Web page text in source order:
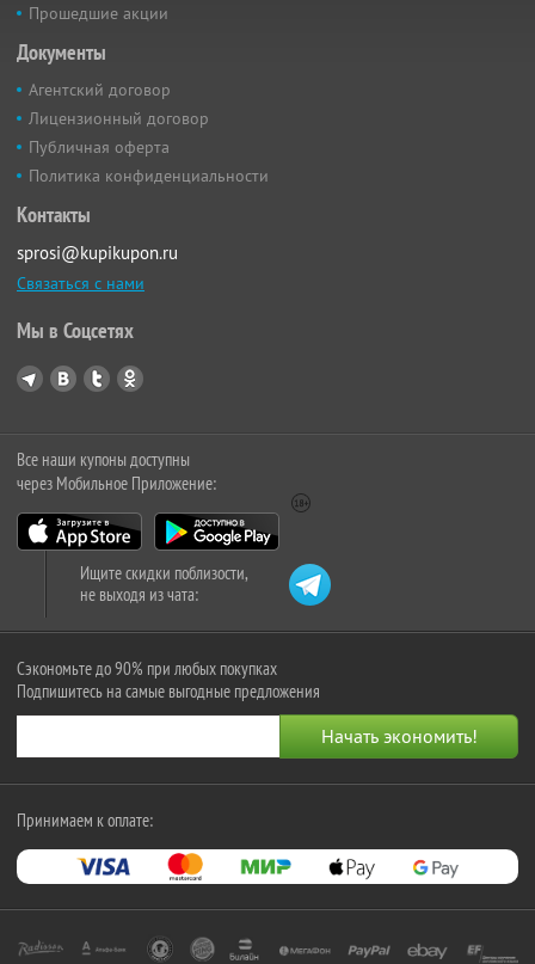
Прошедшие акции
Документы
Агентский договор
Лицензионный договор
Публичная оферта
Политика конфиденциальности
Контакты
sprosi@kupikupon.ru
Связаться с нами
Мы в Соцсетях
Все наши купоны доступны
через Мобильное Приложение:
Ищите скидки поблизости,
не выходя из чата:
Сэкономьте до 90% при любых покупках
Подпишитесь на самые выгодные предложения
Принимаем к оплате: